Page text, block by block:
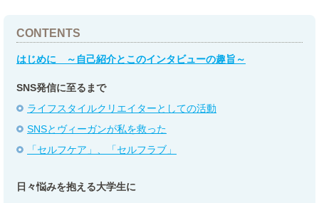
CONTENTS
はじめに ～自己紹介とこのインタビューの趣旨～
SNS発信に至るまで
ライフスタイルクリエイターとしての活動
SNSとヴィーガンが私を救った
「セルフケア」、「セルフラブ」
日々悩みを抱える大学生に